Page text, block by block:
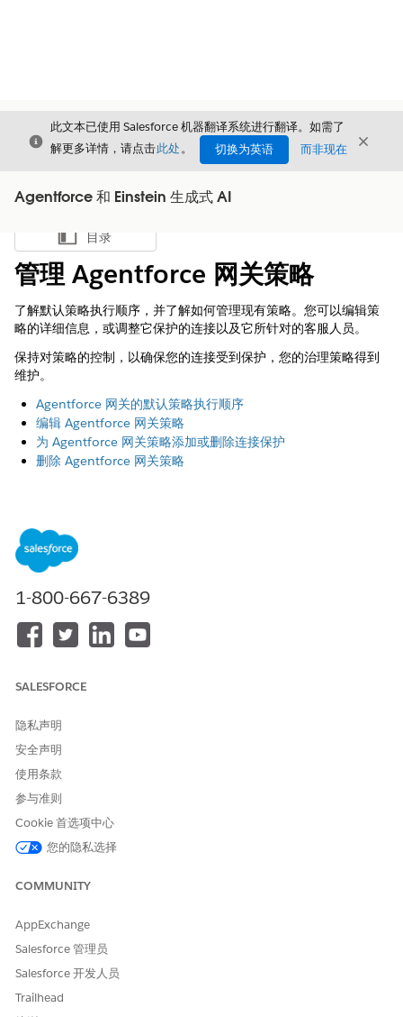
关闭
此文本已使用 Salesforce 机器翻译系统进行翻译。如需了
解更多详情，请点击此处。 切换为英语 而非现在 关闭
Agentforce 和 Einstein 生成式 AI
显示目录
目录
管理 Agentforce 网关策略
了解默认策略执行顺序，并了解如何管理现有策略。您可以编辑策
略的详细信息，或调整它保护的连接以及它所针对的客服人员。
保持对策略的控制，以确保您的连接受到保护，您的治理策略得到
维护。
Agentforce 网关的默认策略执行顺序
编辑 Agentforce 网关策略
为 Agentforce 网关策略添加或删除连接保护
删除 Agentforce 网关策略
类型、申请方法和时间戳。
编辑 Agentforce 网关策略
在策略生成器中编辑策略详细信息和设置。
为 Agentforce 网关策略添加或删除连接保护
在策略生成器中编辑匹配条件或手动选择，以从策略中添加或删
除连接。
如果您不再需要策略，您可以将其删除。删除策略会从所有关联
请与我们共享您的想法，以便我们进行改进！
1-800-667-6389
SALESFORCE
隐私声明
安全声明
使用条款
参与准则
Cookie 首选项中心
您的隐私选择
COMMUNITY
AppExchange
Salesforce 管理员
Salesforce 开发人员
Trailhead